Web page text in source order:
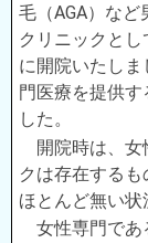
毛（AGA）な
クリニックと
に開院いたし
門医療を提供
した。
開院時は、
クは存在するも
ほとんど無い状
女性専門で